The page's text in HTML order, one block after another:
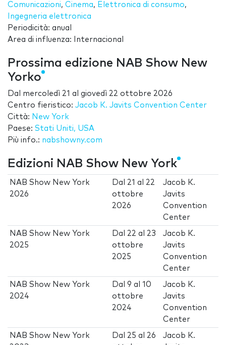
Comunicazioni, Cinema, Elettronica di consumo,
Ingegneria elettronica
Periodicità: anual
Area di influenza: Internacional
Prossima edizione NAB Show New
Yorko
Dal mercoledì 21 al giovedì 22 ottobre 2026
Centro fieristico: Jacob K. Javits Convention Center
Città: New York
Paese: Stati Uniti, USA
Più info.: nabshowny.com
Edizioni NAB Show New York
NAB Show New York
2026
Dal 21 al 22
ottobre
2026
Jacob K.
Javits
Convention
Center
NAB Show New York
2025
Dal 22 al 23
ottobre
2025
Jacob K.
Javits
Convention
Center
NAB Show New York
2024
Dal9 al10
ottobre
2024
Jacob K.
Javits
Convention
Center
NAB Show New York
Dal 25 al 26
Jacob K.